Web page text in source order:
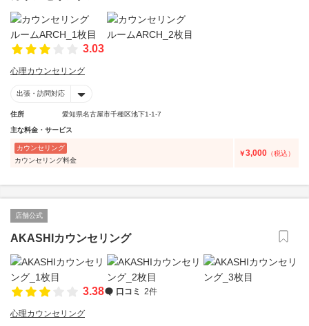
3.03
心理カウンセリング
出張・訪問対応
住所 愛知県名古屋市千種区池下1-1-7
主な料金・サービス
カウンセリング
カウンセリング料金
￥3,000 （税込）
店舗公式
AKASHIカウンセリング
3.38 口コミ 2件
心理カウンセリング